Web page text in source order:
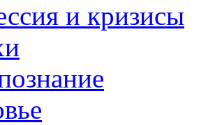
и кризисы